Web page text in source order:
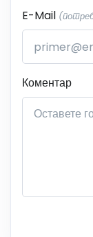
E-Mail
Коментар